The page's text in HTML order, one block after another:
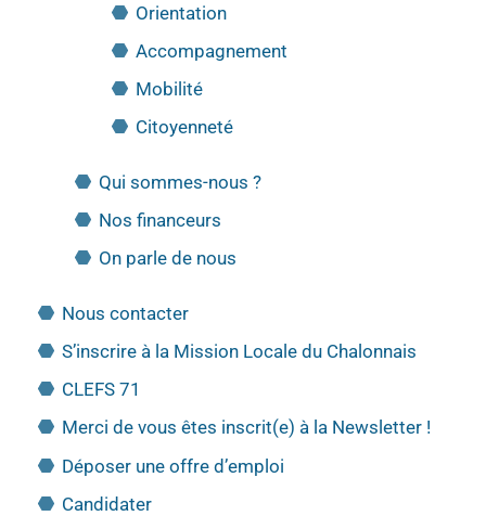
Orientation
Accompagnement
Mobilité
Citoyenneté
Qui sommes-nous ?
Nos financeurs
On parle de nous
Nous contacter
S’inscrire à la Mission Locale du Chalonnais
CLEFS 71
Merci de vous êtes inscrit(e) à la Newsletter !
Déposer une offre d’emploi
Candidater